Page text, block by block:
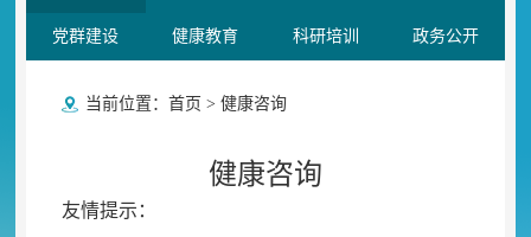
党群建设 健康教育 科研培训 政务公开
当前位置： 首页 > 健康咨询
健康咨询
友情提示：